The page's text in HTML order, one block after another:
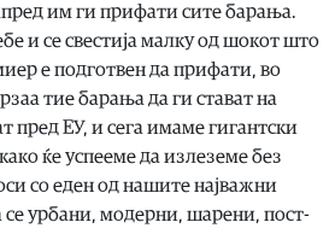
им ги прифати сите барања.
и се свестија малку од шокот што
е подготвен да прифати, во
тие барања да ги стават на
пред ЕУ, и сега имаме гигантски
ќе успееме да излеземе без
со еден од нашите најважни
се урбани, модерни, шарени, пост-